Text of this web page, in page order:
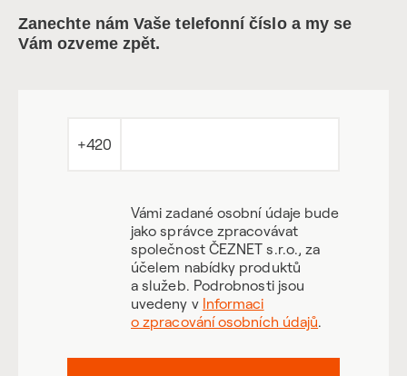
Zanechte nám Vaše telefonní číslo a my se
Vám ozveme zpět.
+420
Vámi zadané osobní údaje bude
jako správce zpracovávat
společnost ČEZNET s.r.o., za
účelem nabídky produktů
a služeb. Podrobnosti jsou
uvedeny v Informaci
o zpracování osobních údajů.